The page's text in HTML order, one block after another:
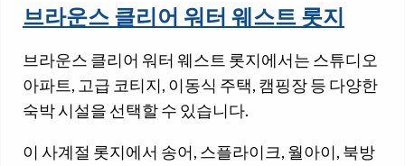
브라운스 클리어 워터 웨스트 롯지
브라운스 클리어 워터 웨스트 롯지에서는 스튜디오
아파트, 고급 코티지, 이동식 주택, 캠핑장 등 다양한
숙박 시설을 선택할 수 있습니다.
이 사계절 롯지에서 송어, 스플라이크, 월아이, 북방